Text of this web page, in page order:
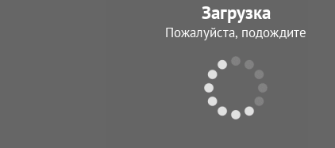
Загрузка
Пожалуйста, подождите